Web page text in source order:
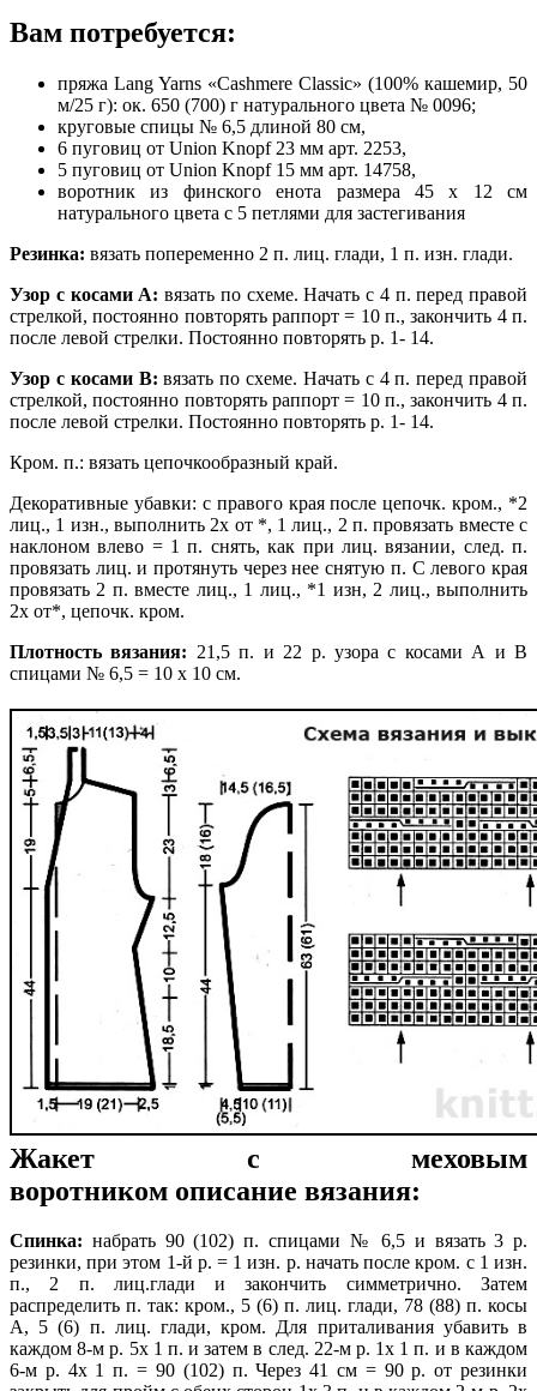
Вам потребуется:
пряжа Lang Yarns «Cashmere Classic» (100% кашемир, 50
м/25 г): ок. 650 (700) г натурального цвета № 0096;
круговые спицы № 6,5 длиной 80 см,
6 пуговиц от Union Knopf 23 мм арт. 2253,
5 пуговиц от Union Knopf 15 мм арт. 14758,
воротник из финского енота размера 45 х 12 см
натурального цвета с 5 петлями для застегивания
Резинка: вязать попеременно 2 п. лиц. глади, 1 п. изн. глади.
Узор с косами А: вязать по схеме. Начать с 4 п. перед правой
стрелкой, постоянно повторять раппорт = 10 п., закончить 4 п.
после левой стрелки. Постоянно повторять р. 1- 14.
Узор с косами В: вязать по схеме. Начать с 4 п. перед правой
стрелкой, постоянно повторять раппорт = 10 п., закончить 4 п.
после левой стрелки. Постоянно повторять р. 1- 14.
Кром. п.: вязать цепочкообразный край.
Декоративные убавки: с правого края после цепочк. кром., *2
лиц., 1 изн., выполнить 2х от *, 1 лиц., 2 п. провязать вместе с
наклоном влево = 1 п. снять, как при лиц. вязании, след. п.
провязать лиц. и протянуть через нее снятую п. С левого края
провязать 2 п. вместе лиц., 1 лиц., *1 изн, 2 лиц., выполнить
2х от*, цепочк. кром.
Плотность вязания: 21,5 п. и 22 р. узора с косами А и В
спицами № 6,5 = 10 х 10 см.
Жакет с меховым
воротником описание вязания:
Спинка: набрать 90 (102) п. спицами № 6,5 и вязать 3 р.
резинки, при этом 1-й р. = 1 изн. р. начать после кром. с 1 изн.
п., 2 п. лиц.глади и закончить симметрично. Затем
распределить п. так: кром., 5 (6) п. лиц. глади, 78 (88) п. косы
А, 5 (6) п. лиц. глади, кром. Для приталивания убавить в
каждом 8-м р. 5х 1 п. и затем в след. 22-м p. 1х 1 п. и в каждом
6-м р. 4х 1 п. = 90 (102) п. Через 41 см = 90 р. от резинки